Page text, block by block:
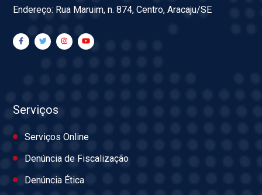
Endereço: Rua Maruim, n. 874, Centro, Aracaju/SE
Serviços
Serviços Online
Denúncia de Fiscalização
Denúncia Ética